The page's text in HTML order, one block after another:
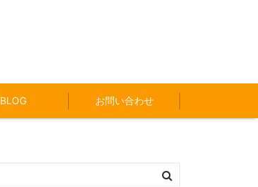
BLOG お問い合わせ